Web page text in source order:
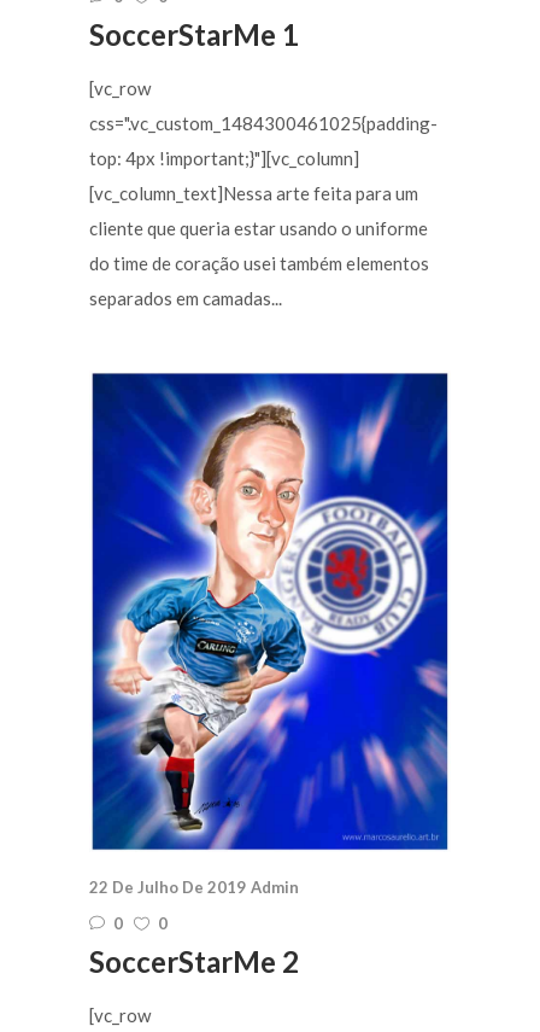
SoccerStarMe 1
[vc_row
css=".vc_custom_1484300461025{padding-
top: 4px !important;}"][vc_column]
[vc_column_text]Nessa arte feita para um
cliente que queria estar usando o uniforme
do time de coração usei também elementos
separados em camadas...
22 De Julho De 2019 Admin
0
0
SoccerStarMe 2
[vc_row